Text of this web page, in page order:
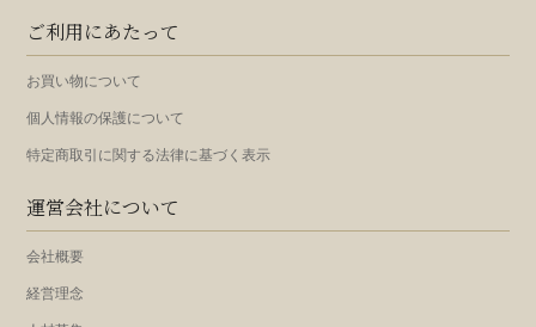
ご利用にあたって
お買い物について
個人情報の保護について
特定商取引に関する法律に基づく表示
運営会社について
会社概要
経営理念